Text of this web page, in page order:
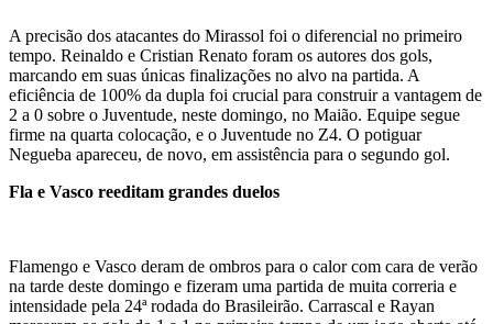
A precisão dos atacantes do Mirassol foi o diferencial no primeiro
tempo. Reinaldo e Cristian Renato foram os autores dos gols,
marcando em suas únicas finalizações no alvo na partida. A
eficiência de 100% da dupla foi crucial para construir a vantagem de
2 a 0 sobre o Juventude, neste domingo, no Maião. Equipe segue
firme na quarta colocação, e o Juventude no Z4. O potiguar
Negueba apareceu, de novo, em assistência para o segundo gol.
Fla e Vasco reeditam grandes duelos
Flamengo e Vasco deram de ombros para o calor com cara de verão
na tarde deste domingo e fizeram uma partida de muita correria e
intensidade pela 24ª rodada do Brasileirão. Carrascal e Rayan